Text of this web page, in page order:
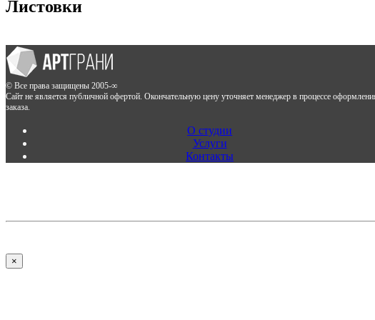
Листовки
© Все права защищены 2005-∞
Сайт не является публичной офертой. Окончательную цену уточняет менеджер в процессе
заказа.
О студии
Услуги
Контакты
×